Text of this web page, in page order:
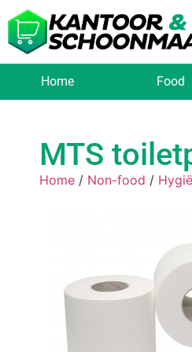
Home Food
MTS
Home / Non-food /